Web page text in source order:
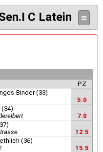
C Latein ≡
PZ
Binder (33)
5.0
(34)
7.0
12.5
(36)
15.5